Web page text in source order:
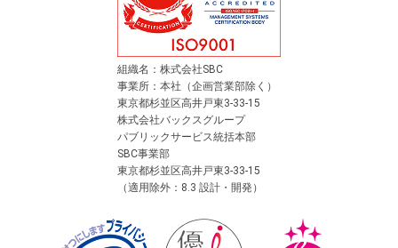
組織名：株式会社SBC
事業所：本社（企画営業部除く）
東京都杉並区高井戸東3-33-15
株式会社バックスグループ
パブリックサービス統括本部
SBC事業部
東京都杉並区高井戸東3-33-15
（適用除外：8.3 設計・開発）